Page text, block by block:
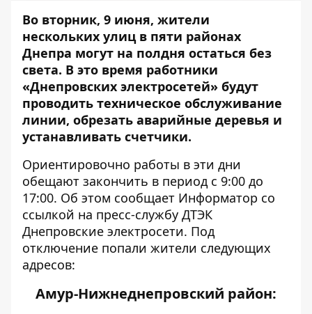
Во вторник, 9 июня, жители
нескольких улиц в пяти районах
Днепра могут на полдня остаться без
света. В это время работники
«Днепровских электросетей» будут
проводить техническое обслуживание
линии, обрезать аварийные деревья и
устанавливать счетчики.
Ориентировочно работы в эти дни
обещают закончить в период с 9:00 до
17:00. Об этом сообщает Информатор со
ссылкой на пресс-службу ДТЭК
Днепровские электросети. Под
отключение попали жители следующих
адресов:
Амур-Нижнеднепровский район: